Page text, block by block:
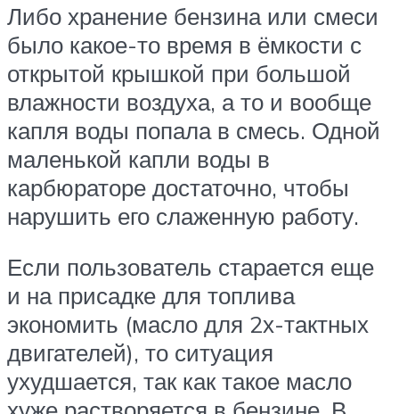
Либо хранение бензина или смеси
было какое-то время в ёмкости с
открытой крышкой при большой
влажности воздуха, а то и вообще
капля воды попала в смесь. Одной
маленькой капли воды в
карбюраторе достаточно, чтобы
нарушить его слаженную работу.
Если пользователь старается еще
и на присадке для топлива
экономить (масло для 2х-тактных
двигателей), то ситуация
ухудшается, так как такое масло